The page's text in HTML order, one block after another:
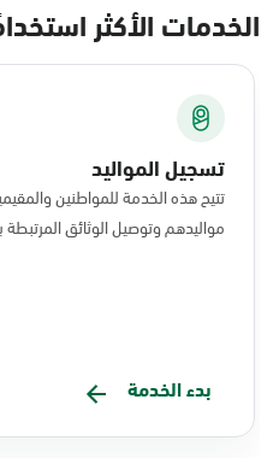
الخدمات الأكثر
تسجيل المواليد
تتيح هذه الخدمة للمواطنين
مواليدهم وتوصيل الوثائق
بدء الخدمة